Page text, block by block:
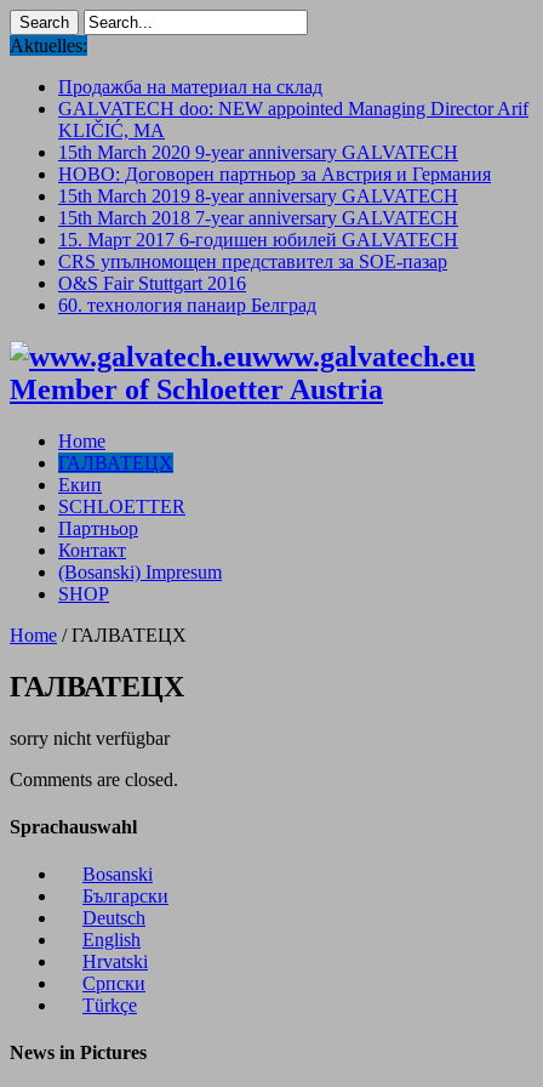
Aktuelles:
Продажба на материал на склад
GALVATECH doo: NEW appointed Managing Director Arif
KLIČIĆ, MA
15th March 2020 9-year anniversary GALVATECH
НОВО: Договорен партньор за Австрия и Германия
15th March 2019 8-year anniversary GALVATECH
15th March 2018 7-year anniversary GALVATECH
15. Mарт 2017 6-годишен юбилей GALVATECH
CRS упълномощен представител за SOE-пазар
O&S Fair Stuttgart 2016
60. технология панаир Белград
www.galvatech.eu
Member of Schloetter Austria
Home
ГАЛВАТЕЦХ
Екип
SCHLOETTER
Партньор
Контакт
(Bosanski) Impresum
SHOP
Home /ГАЛВАТЕЦХ
ГАЛВАТЕЦХ
sorry nicht verfügbar
Comments are closed.
Sprachauswahl
Bosanski
Български
Deutsch
English
Hrvatski
Cрпски
Türkçe
News in Pictures